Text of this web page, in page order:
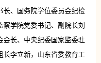
长、国务院学位委员会纪检
学院党委书记、副院长刘
会长、中央纪委国家监委驻
长李立新，山东省委教育工